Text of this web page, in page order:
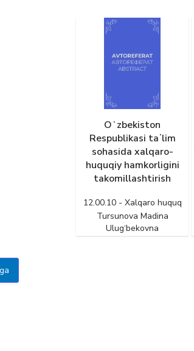
Oʻzbekiston
Respublikasi taʼlim
sohasida xalqaro-
huquqiy hamkorligini
takomillashtirish
12.00.10 - Xalqaro huquq
Tursunova Madina
Ulug‘bekovna